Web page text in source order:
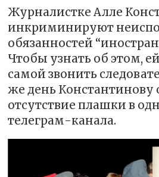
Журналистке Алле
инкриминируют
обязанностей
Чтобы узнать об этом,
самой звонить
же день Константинову
отсутствие плашки в
телеграм-канала.